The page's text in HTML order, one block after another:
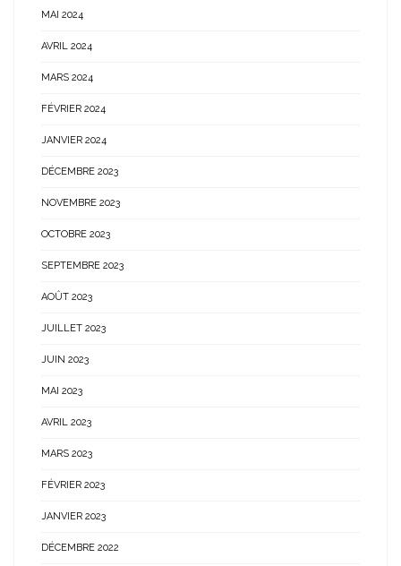
MAI 2024
AVRIL 2024
MARS 2024
FÉVRIER 2024
JANVIER 2024
DÉCEMBRE 2023
NOVEMBRE 2023
OCTOBRE 2023
SEPTEMBRE 2023
AOÛT 2023
JUILLET 2023
JUIN 2023
MAI 2023
AVRIL 2023
MARS 2023
FÉVRIER 2023
JANVIER 2023
DÉCEMBRE 2022